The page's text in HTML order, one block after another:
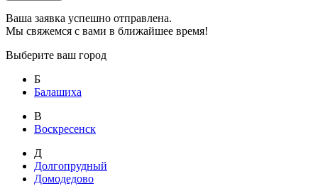
Ваша заявка успешно отправлена.
Мы свяжемся с вами в ближайшее время!
Выберите ваш город
Б
Балашиха
В
Воскресенск
Д
Долгопрудный
Домодедово